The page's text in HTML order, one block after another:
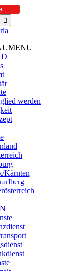
MENU
werden
Kärnten